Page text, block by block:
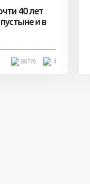
40 лет
и в
4
88776